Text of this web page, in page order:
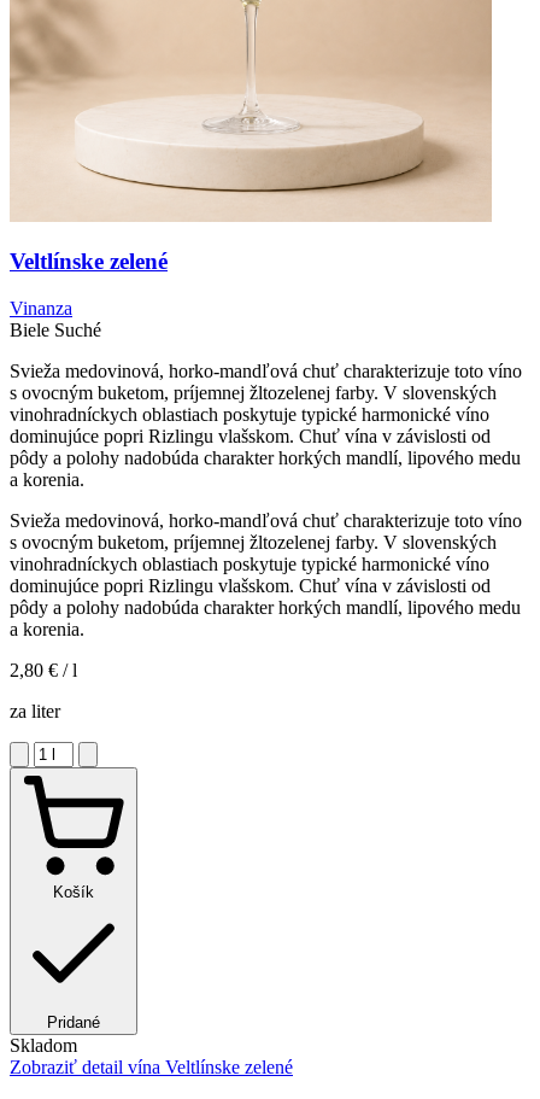
Veltlínske zelené
Vinanza
Biele Suché
Svieža medovinová, horko-mandľová chuť charakterizuje toto víno
s ovocným buketom, príjemnej žltozelenej farby. V slovenských
vinohradníckych oblastiach poskytuje typické harmonické víno
dominujúce popri Rizlingu vlašskom. Chuť vína v závislosti od
pôdy a polohy nadobúda charakter horkých mandlí, lipového medu
a korenia.
Svieža medovinová, horko-mandľová chuť charakterizuje toto víno
s ovocným buketom, príjemnej žltozelenej farby. V slovenských
vinohradníckych oblastiach poskytuje typické harmonické víno
dominujúce popri Rizlingu vlašskom. Chuť vína v závislosti od
pôdy a polohy nadobúda charakter horkých mandlí, lipového medu
a korenia.
2,80 € / l
za liter
Košík
Pridané
Skladom
Zobraziť detail vína Veltlínske zelené